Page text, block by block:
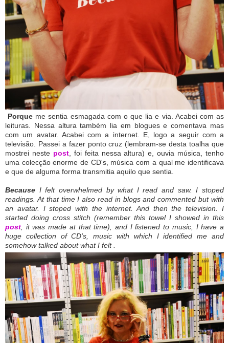
Porque me sentia esmagada com o que lia e via. Acabei com as
leituras. Nessa altura também lia em blogues e comentava mas
com um avatar. Acabei com a internet. E, logo a seguir com a
televisão. Passei a fazer ponto cruz (lembram-se desta toalha que
mostrei neste post, foi feita nessa altura) e, ouvia música, tenho
uma colecção enorme de CD's, música com a qual me identificava
e que de alguma forma transmitia aquilo que sentia.
Because I felt overwhelmed by what I read and saw. I stoped
readings. At that time I also read in blogs and commented but with
an avatar. I stoped with the internet. And then the television. I
started doing cross stitch (remember this towel I showed in this
post , it was made at that time), and I listened to music, I have a
huge collection of CD's, music with which I identified me and
somehow talked about what I felt .